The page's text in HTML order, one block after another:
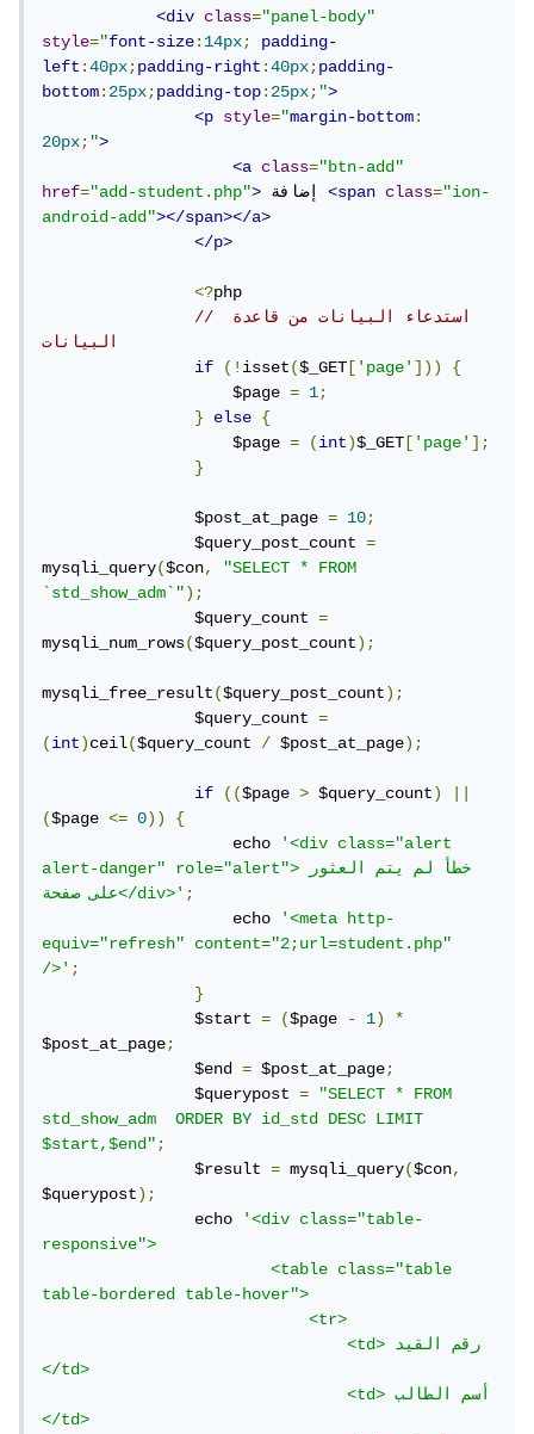
<div
class="panel-body"
style="font-size:14px;
padding-
left:40px;padding-right:40px;padding-
bottom:25px;padding-top:25px;">
<p
style="margin-bottom:
20px;">
<a
class="btn-add"
href="add-student.php"> إضافة <span class="ion-
android-add"></span></a>
</p>
<?php
// استدعاء البيانات من قاعدة
البيانات
if
(!isset($_GET ['page']))
{
$page = 1;
}
else
{
$page = (int)$_GET ['page'];
}
$post_at_page = 10;
$query_post_count =
mysqli_query($con,
"SELECT * FROM
`std_show_adm`");
$query_count =
mysqli_num_rows($query_post_count);
mysqli_free_result($query_post_count);
$query_count =
(int)ceil($query_count / $post_at_page);
if (($page > $query_count)
($page <= 0))
{
echo '<div class="alert
alert-danger" role="alert">خطأ لم يتم العثور
على صفحة</div>';
echo '<meta http-
equiv="refresh" content="2;url=student.php"
/>';
}
$start = ($page - 1)
*
$post_at_page;
$end = $post_at_page;
$querypost =
"SELECT * FROM
std_show_adm  ORDER BY id_std DESC LIMIT
$start,$end";
$result = mysqli_query($con,
$querypost);
echo '<div class="table-
responsive">
<table class="table
table-bordered table-hover">
<tr>
<td> رقم القيد
</td>
<td> أسم الطالب
</td>